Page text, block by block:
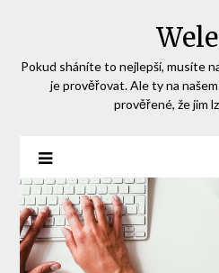
Pokud sháníte to nejlepší, musíte
je prověřovat. Ale ty na
prověřené, že jim